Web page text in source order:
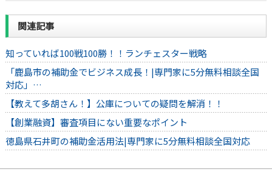
関連記事
知っていれば100戦100勝！！ランチェスター戦略
「鹿島市の補助金でビジネス成長！|専門家に5分無料相談全国
対応」…
【教えて多胡さん！】公庫についての疑問を解消！！
【創業融資】審査項目にない重要なポイント
徳島県石井町の補助金活用法|専門家に5分無料相談全国対応